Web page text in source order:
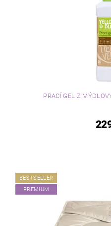
PRACÍ GEL Z
BESTSELLER
PREMIUM